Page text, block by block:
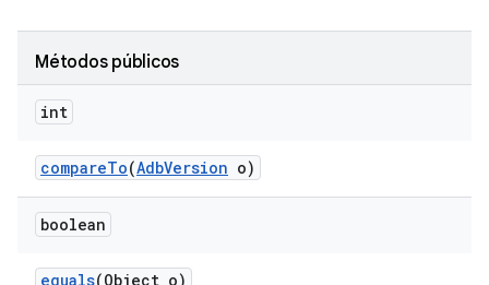
Métodos públicos
int
compareTo(AdbVersion o)
boolean
equals(Object o)